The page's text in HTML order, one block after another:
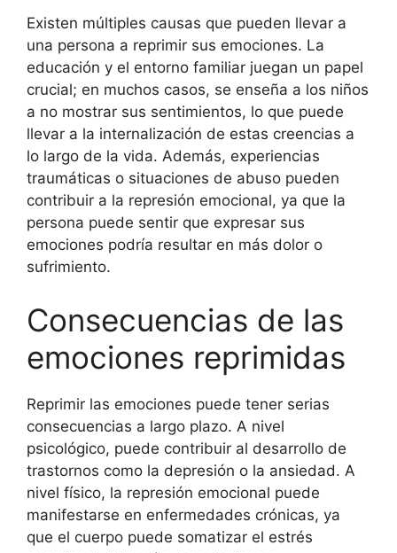
Existen múltiples causas que pueden llevar a
una persona a reprimir sus emociones. La
educación y el entorno familiar juegan un papel
crucial; en muchos casos, se enseña a los niños
a no mostrar sus sentimientos, lo que puede
llevar a la internalización de estas creencias a
lo largo de la vida. Además, experiencias
traumáticas o situaciones de abuso pueden
contribuir a la represión emocional, ya que la
persona puede sentir que expresar sus
emociones podría resultar en más dolor o
sufrimiento.
Consecuencias de las
emociones reprimidas
Reprimir las emociones puede tener serias
consecuencias a largo plazo. A nivel
psicológico, puede contribuir al desarrollo de
trastornos como la depresión o la ansiedad. A
nivel físico, la represión emocional puede
manifestarse en enfermedades crónicas, ya
que el cuerpo puede somatizar el estrés